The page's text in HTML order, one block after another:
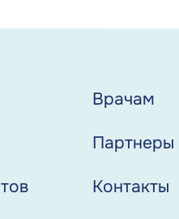
Врачам
Партнеры
Контакты